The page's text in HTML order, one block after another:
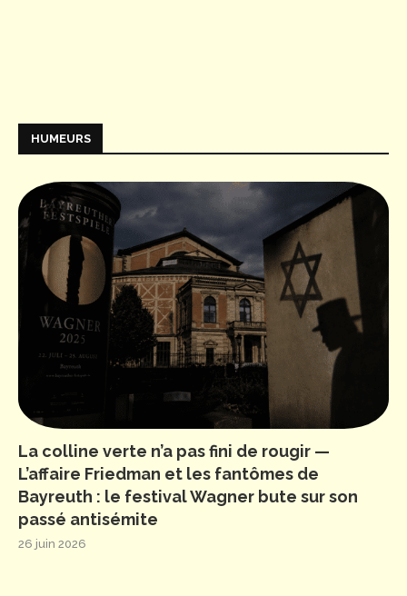
HUMEURS
La colline verte n’a pas fini de rougir —
L’affaire Friedman et les fantômes de
Bayreuth : le festival Wagner bute sur son
passé antisémite
26 juin 2026